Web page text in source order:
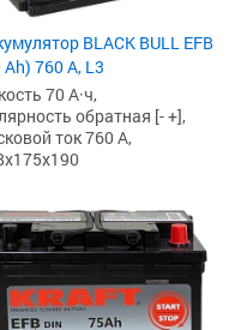
BLACK BULL EFB
Ah) 760 А, L3
70 А·ч,
обратная [- +],
ток 760 А,